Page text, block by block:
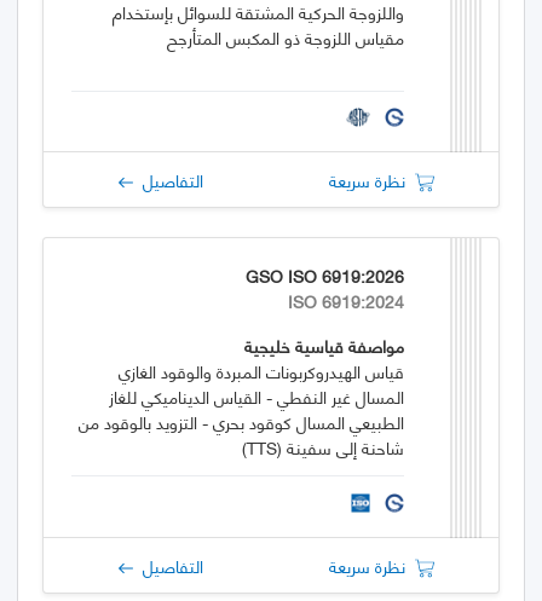
واللزوجة الحركية المشتقة للسوائل بإستخدام
مقياس اللزوجة ذو المكبس المتأرجح
نظرة سريعة التفاصيل
GSO ISO 6919:2026
ISO 6919:2024
مواصفة قياسية خليجية
قياس الهيدروكربونات المبردة والوقود الغازي
المسال غير النفطي - القياس الديناميكي للغاز
الطبيعي المسال كوقود بحري - التزويد بالوقود من
شاحنة إلى سفينة (TTS)
نظرة سريعة التفاصيل